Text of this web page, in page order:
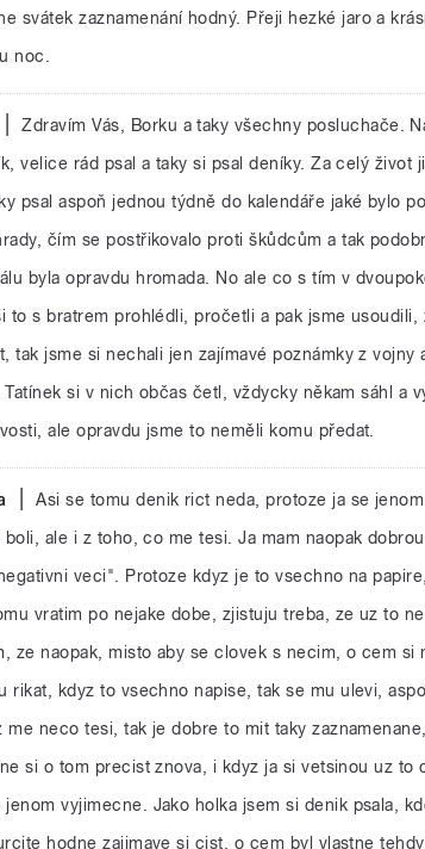
svátek zaznamenání hodný. Přeji hezké jaro a
noc.
Zdravím Vás, Borku a taky všechny posluchače.
velice rád psal a taky si psal deníky. Za celý život
psal aspoň jednou týdně do kalendáře jaké bylo
čím se postřikovalo proti škůdcům a tak
byla opravdu hromada. No ale co s tím v
to s bratrem prohlédli, pročetli a pak jsme
tak jsme si nechali jen zajímavé poznámky z vojny
Tatínek si v nich občas četl, vždycky někam sáhl a
ale opravdu jsme to neměli komu předat.
Asi se tomu denik rict neda, protoze ja se
boli, ale i z toho, co me tesi. Ja mam naopak
veci". Protoze kdyz je to vsechno na
vratim po nejake dobe, zjistuju treba, ze uz to
ze naopak, misto aby se clovek s necim, o cem si
rikat, kdyz to vsechno napise, tak se mu ulevi,
me neco tesi, tak je dobre to mit taky
si o tom precist znova, i kdyz ja si vetsinou uz to
jenom vyjimecne. Jako holka jsem si denik psala,
hodne zajimave si cist, o cem byl vlastne tehdy